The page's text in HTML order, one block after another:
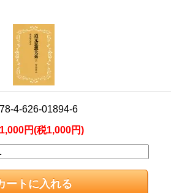
4-626-01894-6
円(税1,000円)